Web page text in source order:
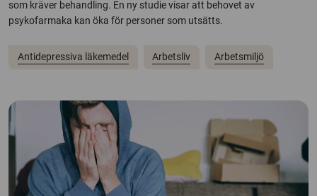
som kräver behandling. En ny studie visar att behovet av
psykofarmaka kan öka för personer som utsätts.
Antidepressiva läkemedel Arbetsliv Arbetsmiljö